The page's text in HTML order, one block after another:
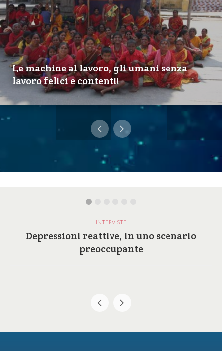
Le machine al lavoro, gli umani senza
lavoro felici e contenti!
INTERVISTE
Depressioni reattive, in uno scenario
preoccupante